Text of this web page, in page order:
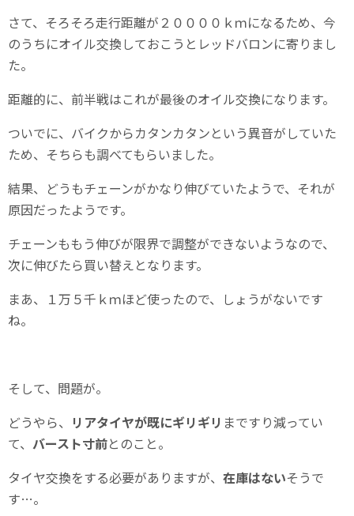
さて、そろそろ走行距離が２００００ｋｍになるため、今
のうちにオイル交換しておこうとレッドバロンに寄りまし
た。
距離的に、前半戦はこれが最後のオイル交換になります。
ついでに、バイクからカタンカタンという異音がしていた
ため、そちらも調べてもらいました。
結果、どうもチェーンがかなり伸びていたようで、それが
原因だったようです。
チェーンももう伸びが限界で調整ができないようなので、
次に伸びたら買い替えとなります。
まあ、１万５千ｋｍほど使ったので、しょうがないです
ね。
そして、問題が。
どうやら、 リアタイヤが既にギリギリ まですり減ってい
て、 バースト寸前とのこと。
タイヤ交換をする必要がありますが、 在庫はないそうで
す…。